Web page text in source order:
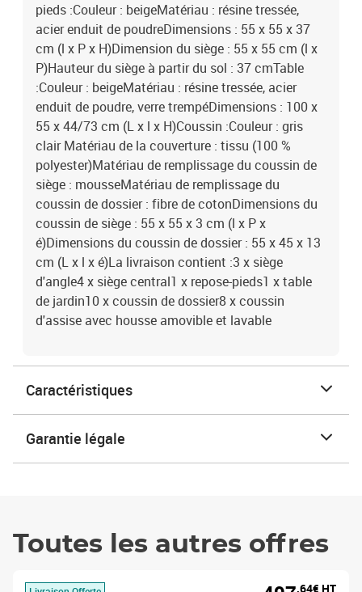
pieds :Couleur : beigeMatériau : résine tressée,
acier enduit de poudreDimensions : 55 x 55 x 37
cm (l x P x H)Dimension du siège : 55 x 55 cm (l x
P)Hauteur du siège à partir du sol : 37 cmTable
:Couleur : beigeMatériau : résine tressée, acier
enduit de poudre, verre trempéDimensions : 100 x
55 x 44/73 cm (L x l x H)Coussin :Couleur : gris
clair Matériau de la couverture : tissu (100 %
polyester)Matériau de remplissage du coussin de
siège : mousseMatériau de remplissage du
coussin de dossier : fibre de cotonDimensions du
coussin de siège : 55 x 55 x 3 cm (l x P x
é)Dimensions du coussin de dossier : 55 x 45 x 13
cm (L x l x é)La livraison contient :3 x siège
d'angle4 x siège central1 x repose-pieds1 x table
de jardin10 x coussin de dossier8 x coussin
d'assise avec housse amovible et lavable
Caractéristiques
Garantie légale
Toutes les autres offres
,64€ HT